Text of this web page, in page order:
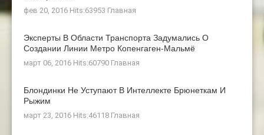
фев 20, 2016 Hits:63953 Главная
Эксперты В Области Транспорта Задумались О
Создании Линии Метро Копенгаген-Мальмё
март 06, 2016 Hits:60790 Главная
Блондинки Не Уступают В Интеллекте Брюнеткам И
Рыжим
март 23, 2016 Hits:46118 Главная